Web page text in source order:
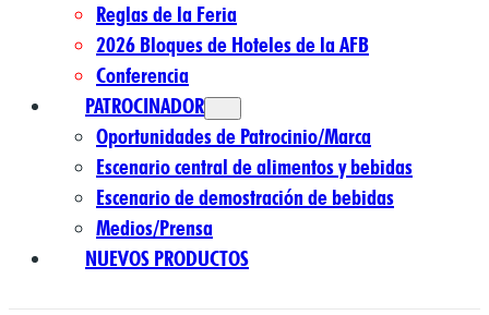
Reglas de la Feria
2026 Bloques de Hoteles de la AFB
Conferencia
PATROCINADOR
Oportunidades de Patrocinio/Marca
Escenario central de alimentos y bebidas
Escenario de demostración de bebidas
Medios/Prensa
NUEVOS PRODUCTOS